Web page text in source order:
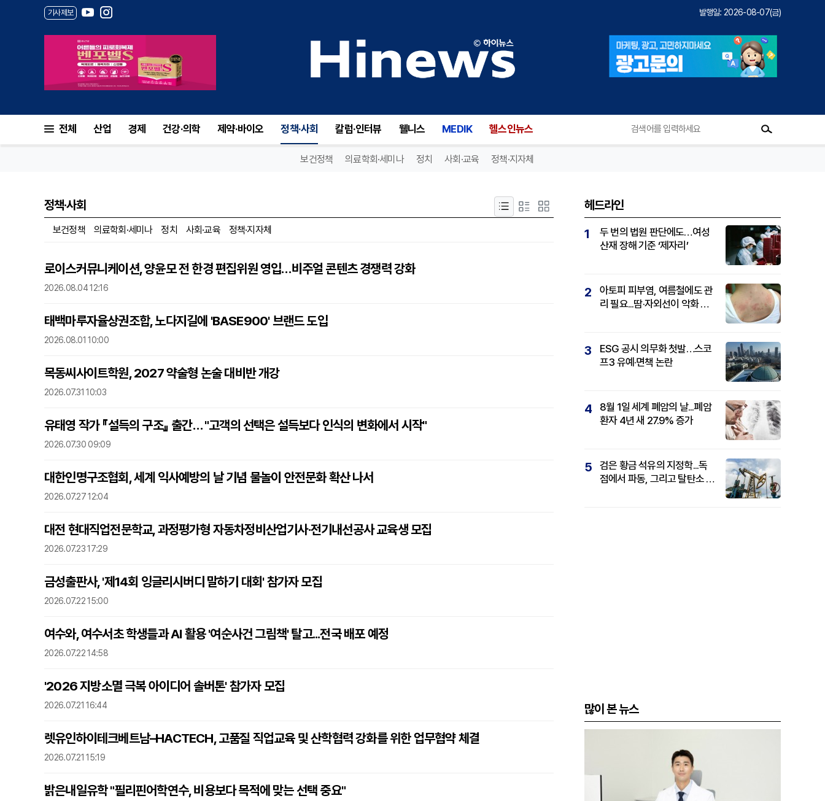
기사제보 발행일: 2026-08-07(금)
전체 산업 경제 건강·의학 제약·바이오 정책·사회 칼럼·인터뷰 웰니스 MEDIK 헬스인뉴스
보건정책 의료학회·세미나 정치 사회·교육 정책·지자체
정책·사회
보건정책 의료학회·세미나 정치 사회·교육 정책·지자체
로이스커뮤니케이션, 양윤모 전 한경 편집위원 영입…비주얼 콘텐츠 경쟁력 강화
2026.08.04 12:16
태백마루자율상권조합, 노다지길에 'BASE900' 브랜드 도입
2026.08.01 10:00
목동씨사이트학원, 2027 약술형 논술 대비반 개강
2026.07.31 10:03
유태영 작가 『설득의 구조』 출간… "고객의 선택은 설득보다 인식의 변화에서 시작"
2026.07.30 09:09
대한인명구조협회, 세계 익사예방의 날 기념 물놀이 안전문화 확산 나서
2026.07.27 12:04
대전 현대직업전문학교, 과정평가형 자동차정비산업기사·전기내선공사 교육생 모집
2026.07.23 17:29
금성출판사, '제14회 잉글리시버디 말하기 대회' 참가자 모집
2026.07.22 15:00
여수와, 여수서초 학생들과 AI 활용 '여순사건 그림책' 탈고...전국 배포 예정
2026.07.22 14:58
'2026 지방소멸 극복 아이디어 솔버톤' 참가자 모집
2026.07.21 16:44
렛유인하이테크베트남–HACTECH, 고품질 직업교육 및 산학협력 강화를 위한 업무협약 체결
2026.07.21 15:19
밝은내일유학 "필리핀어학연수, 비용보다 목적에 맞는 선택 중요"
헤드라인
1
두 번의 법원 판단에도…여성
산재 장해 기준 ‘제자리’
2
아토피 피부염, 여름철에도 관
리 필요...땀·자외선이 악화 요
3
ESG 공시 의무화 첫발…스코
프3 유예·면책 논란
4
8월 1일 세계 폐암의 날...폐암
환자 4년 새 27.9% 증가
5
검은 황금 석유의 지정학...독
점에서 파동, 그리고 탈탄소 패
많이 본 뉴스